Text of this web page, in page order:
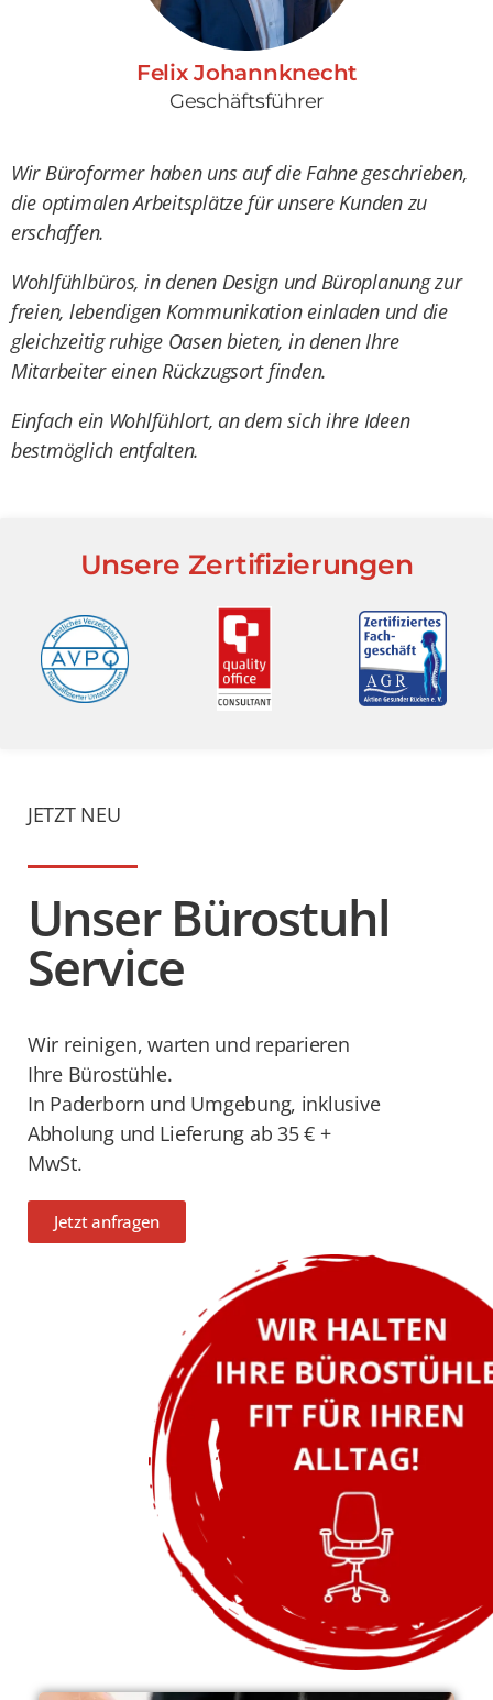
Felix Johannknecht
Geschäftsführer
Wir Büroformer haben uns auf die Fahne geschrieben,
die optimalen Arbeitsplätze für unsere Kunden zu
erschaffen.
Wohlfühlbüros, in denen Design und Büroplanung zur
freien, lebendigen Kommunikation einladen und die
gleichzeitig ruhige Oasen bieten, in denen Ihre
Mitarbeiter einen Rückzugsort finden.
Einfach ein Wohlfühlort, an dem sich ihre Ideen
bestmöglich entfalten.
Unsere Zertifizierungen
JETZT NEU
Unser Bürostuhl
Service
Wir reinigen, warten und reparieren
Ihre Bürostühle.
In Paderborn und Umgebung, inklusive
Abholung und Lieferung ab 35 € +
MwSt.
Jetzt anfragen